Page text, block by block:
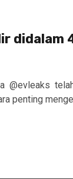
didalam
@evleaks
penting